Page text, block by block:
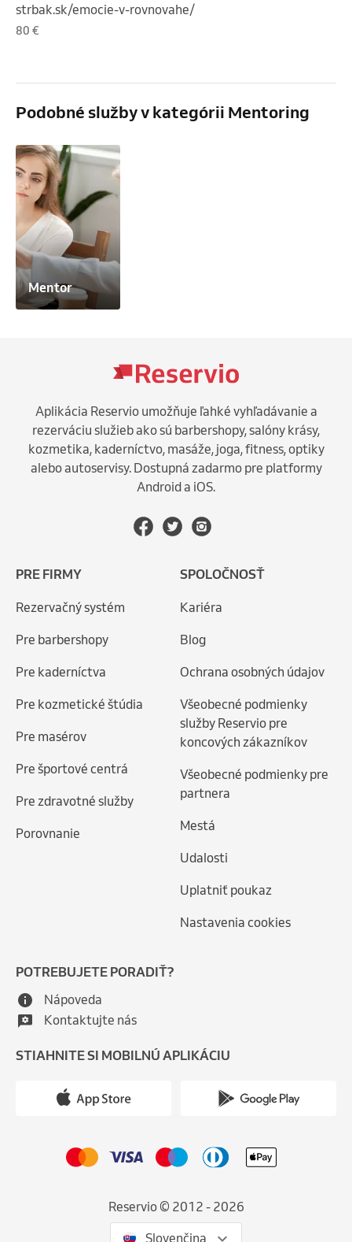
strbak.sk/emocie-v-rovnovahe/
80 €
Podobné služby v kategórii Mentoring
Mentor
Aplikácia Reservio umožňuje ľahké vyhľadávanie a
rezerváciu služieb ako sú barbershopy, salóny krásy,
kozmetika, kaderníctvo, masáže, joga, fitness, optiky
alebo autoservisy. Dostupná zadarmo pre platformy
Android a iOS.
PRE FIRMY
Rezervačný systém
Pre barbershopy
Pre kaderníctva
Pre kozmetické štúdia
Pre masérov
Pre športové centrá
Pre zdravotné služby
Porovnanie
SPOLOČNOSŤ
Kariéra
Blog
Ochrana osobných údajov
Všeobecné podmienky
služby Reservio pre
koncových zákazníkov
Všeobecné podmienky pre
partnera
Mestá
Udalosti
Uplatniť poukaz
Nastavenia cookies
POTREBUJETE PORADIŤ?
Nápoveda
Kontaktujte nás
STIAHNITE SI MOBILNÚ APLIKÁCIU
Reservio © 2012 - 2026
Slovenčina